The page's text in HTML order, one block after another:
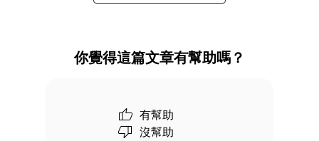
你覺得這篇文章有幫助嗎？
有幫助
沒幫助